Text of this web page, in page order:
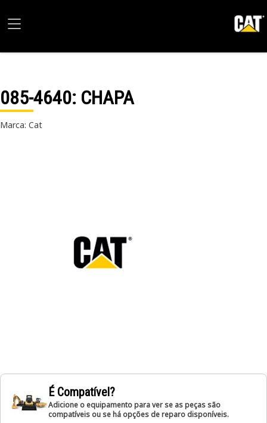
085-4640: CHAPA
Marca: Cat
É Compatível?
Adicione o equipamento para ver se as peças são
compatíveis ou se há opções de reparo disponíveis.